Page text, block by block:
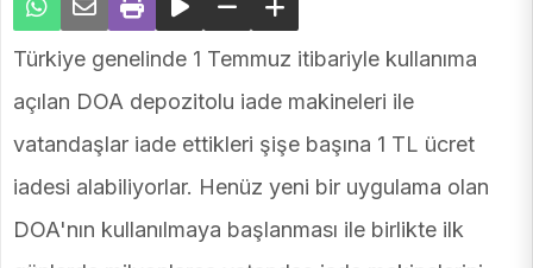
Türkiye genelinde 1 Temmuz itibariyle kullanıma
açılan DOA depozitolu iade makineleri ile
vatandaşlar iade ettikleri şişe başına 1 TL ücret
iadesi alabiliyorlar. Henüz yeni bir uygulama olan
DOA'nın kullanılmaya başlanması ile birlikte ilk